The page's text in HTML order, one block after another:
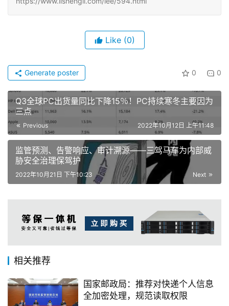
Like (0)
0 0
Generate poster
Q3全球PC出货量同比下降15％！PC持续寒冬主要因为
三点
Previous 2022年10月12日 上午11:48
监管预测、告警响应、审计溯源——三驾马车为内部威
胁安全治理保驾护
Next
2022年10月21日 下午10:23
相关推荐
国家邮政局：推荐对快递个人信息
全加密处理，规范读取权限